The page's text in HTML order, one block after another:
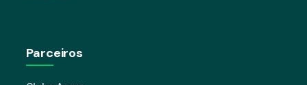
Parceiros